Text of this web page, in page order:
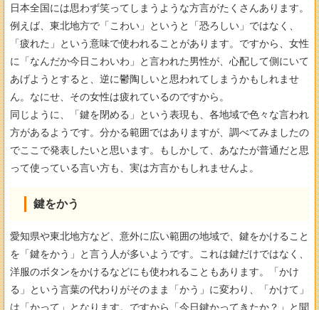
日本全国には思わず笑ってしまうような方言がたくさんあります。
例えば、東北地方で「こわい」というと「恐ろしい」ではなく、
「疲れた」という意味で使われることがあります。ですから、女性
に「なんだか今日こわいわ」と言われた男性が、心配して側にいて
あげようとすると、逆に鬱陶しいと思われてしまうかもしれませ
ん。なにせ、その女性は疲れているのですから。
同じように、「鍵を閉める」という表現も、各地域で色々な言われ
方があるようです。分かる範囲ではありますが、調べてみましたの
でここで発表したいと思います。もしかして、あなたが普通だと思
って使っている言い方も、実は方言かもしれませんよ。
鍵をかう
愛知県や東北地方など、意外に広い範囲の地域で、鍵をかけること
を「鍵をかう」と言う人が多いようです。これは鍵だけではなく、
洋服のボタンをかけるなどにも使われることもあります。「かけ
る」という言葉の代わりがそのまま「かう」に変わり、「かけて」
は「かって」となります。ですから「今日鍵かってきたか？」と聞